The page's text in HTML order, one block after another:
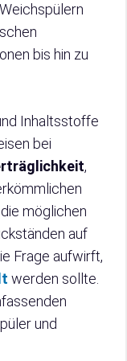
bis hin zu
Inhaltsstoffe
bei
,
möglichen
auf
Frage aufwirft,
werden sollte.
und